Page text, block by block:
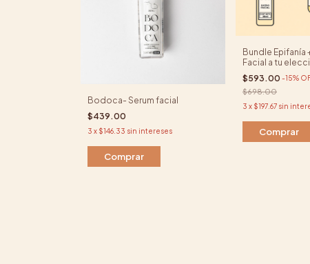
Bodoca- Serum facial
$439.00
3 x $146.33 sin intereses
Bundle Epifanía
Facial a tu
$593.00 -15%
$698.00
3 x $197.67 sin
Comprar